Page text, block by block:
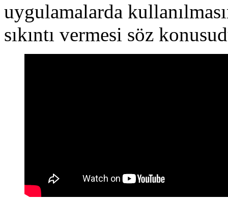
uygulamalarda
sıkıntı vermesi söz